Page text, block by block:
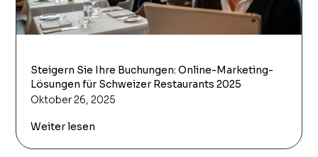
Steigern Sie Ihre Buchungen: Online-Marketing-
Lösungen für Schweizer Restaurants 2025
Oktober 26, 2025
Weiter lesen